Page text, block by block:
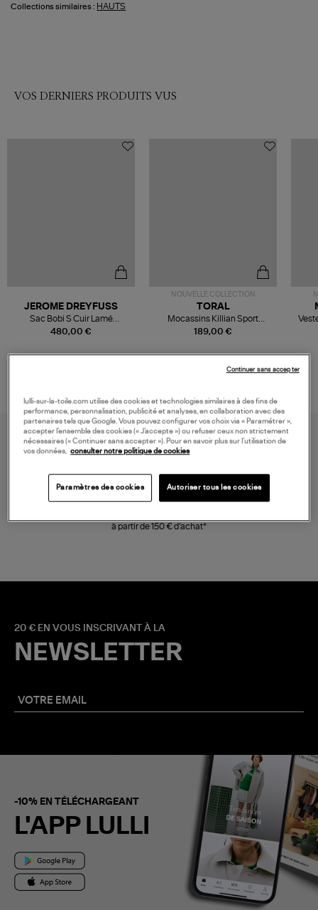
Collections similaires : HAUTS
VOS DERNIERS PRODUITS VUS
480,00 €
JEROME DREYFUSS
Sac Bobi S Cuir Lamé
Champagne
NOUVELLE COLLECTION
189,00 €
TORAL
Mocassins Killian Sport
Mousse
à partir de 150 € d'achat*
20 € EN VOUS INSCRIVANT À LA
NEWSLETTER
-10% EN TÉLÉCHARGEANT
L'APP LULLI
lulli-sur-la-toile.com utilise des cookies et technologies similaires à des fins de
performance, personnalisation, publicité et analyses, en collaboration avec des
partenaires tels que Google. Vous pouvez configurer vos choix via « Paramétrer »,
accepter l’ensemble des cookies (« J’accepte ») ou refuser ceux non strictement
nécessaires (« Continuer sans accepter »). Pour en savoir plus sur l’utilisation de
vos données, consulter notre politique de cookies
Paramètres des cookies Autoriser tous les cookies
Continuer sans accepter